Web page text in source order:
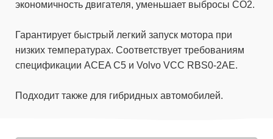
экономичность двигателя, уменьшает выбросы СО2.
Гарантирует быстрый легкий запуск мотора при
низких температурах. Соответствует требованиям
спецификации ACEA C5 и Volvo VCC RBS0-2AE.
Подходит также для гибридных автомобилей.